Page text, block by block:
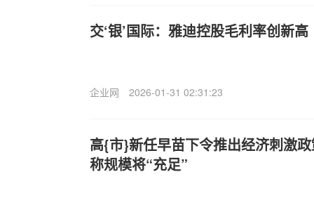
交‘银’国际：雅迪控股毛利率创新
企业网 2026-01-31 02:31:23
高{市}新任早苗下令推出经济刺激
称规模将“充足”